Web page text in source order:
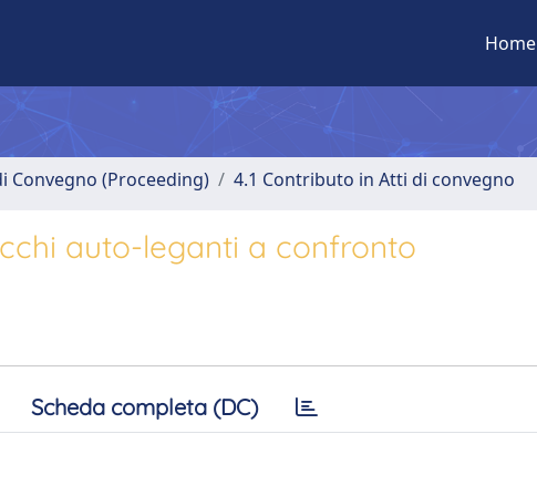
Home
Convegno (Proceeding) 4.1 Contributo in Atti di convegno
auto-leganti a confronto
Scheda completa (DC)